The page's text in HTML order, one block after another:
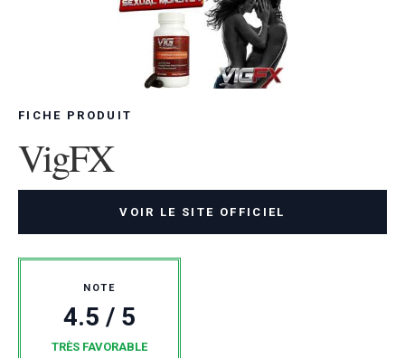
FICHE PRODUIT
VigFX
VOIR LE SITE OFFICIEL
NOTE
4.5 / 5
TRÈS FAVORABLE